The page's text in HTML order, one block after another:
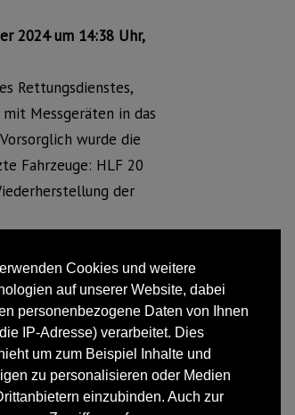
Cookies und weitere
auf unserer Website, dabei
personenbezogene Daten von Ihnen
IP-Adresse) verarbeitet. Dies
um zum Beispiel Inhalte und
zu personalisieren oder Medien
einzubinden. Auch zur
2024 um 14:38 Uhr,
Rettungsdienstes,
Messgeräten in das
wurde die
Fahrzeuge: HLF 20
der
von mehreren
die Ursache ein
und bei Eintreffen der
der